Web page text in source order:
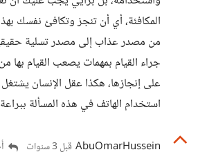
المكافئة، أي أن تنجز وتكافئ نفسك
من مصدر عذاب إلى مصدر تسلية
جراء القيام بمهمات يصعب القيام بها
على إنجازها، هكذا عقل الإنسان
استخدام الهاتف في هذه المسألة
AbuOmarHussein قبل 3 سنوات